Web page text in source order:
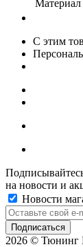
Материал
С этим
на новости и
Новости
2026 © Тюнинг